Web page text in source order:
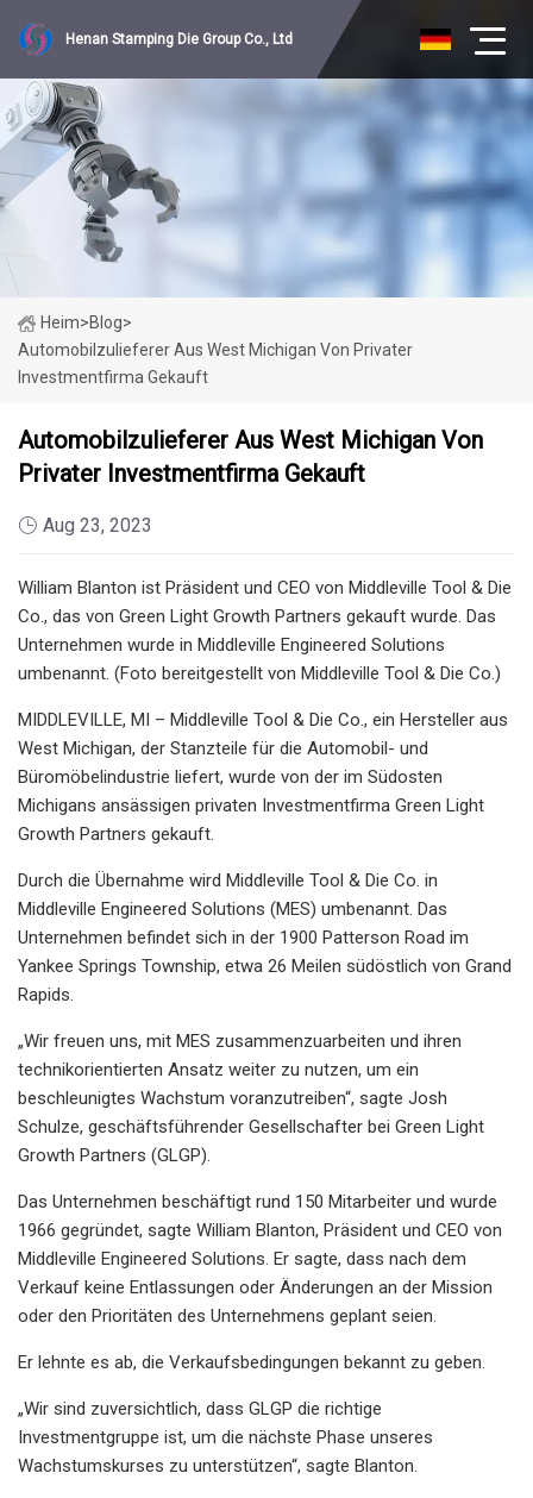
Henan Stamping Die Group Co., Ltd
Heim>Blog>
Automobilzulieferer Aus West Michigan Von Privater
Investmentfirma Gekauft
Automobilzulieferer Aus West Michigan Von
Privater Investmentfirma Gekauft
Aug 23, 2023
William Blanton ist Präsident und CEO von Middleville Tool & Die
Co., das von Green Light Growth Partners gekauft wurde. Das
Unternehmen wurde in Middleville Engineered Solutions
umbenannt. (Foto bereitgestellt von Middleville Tool & Die Co.)
MIDDLEVILLE, MI – Middleville Tool & Die Co., ein Hersteller aus
West Michigan, der Stanzteile für die Automobil- und
Büromöbelindustrie liefert, wurde von der im Südosten
Michigans ansässigen privaten Investmentfirma Green Light
Growth Partners gekauft.
Durch die Übernahme wird Middleville Tool & Die Co. in
Middleville Engineered Solutions (MES) umbenannt. Das
Unternehmen befindet sich in der 1900 Patterson Road im
Yankee Springs Township, etwa 26 Meilen südöstlich von Grand
Rapids.
„Wir freuen uns, mit MES zusammenzuarbeiten und ihren
technikorientierten Ansatz weiter zu nutzen, um ein
beschleunigtes Wachstum voranzutreiben“, sagte Josh
Schulze, geschäftsführender Gesellschafter bei Green Light
Growth Partners (GLGP).
Das Unternehmen beschäftigt rund 150 Mitarbeiter und wurde
1966 gegründet, sagte William Blanton, Präsident und CEO von
Middleville Engineered Solutions. Er sagte, dass nach dem
Verkauf keine Entlassungen oder Änderungen an der Mission
oder den Prioritäten des Unternehmens geplant seien.
Er lehnte es ab, die Verkaufsbedingungen bekannt zu geben.
„Wir sind zuversichtlich, dass GLGP die richtige
Investmentgruppe ist, um die nächste Phase unseres
Wachstumskurses zu unterstützen“, sagte Blanton.